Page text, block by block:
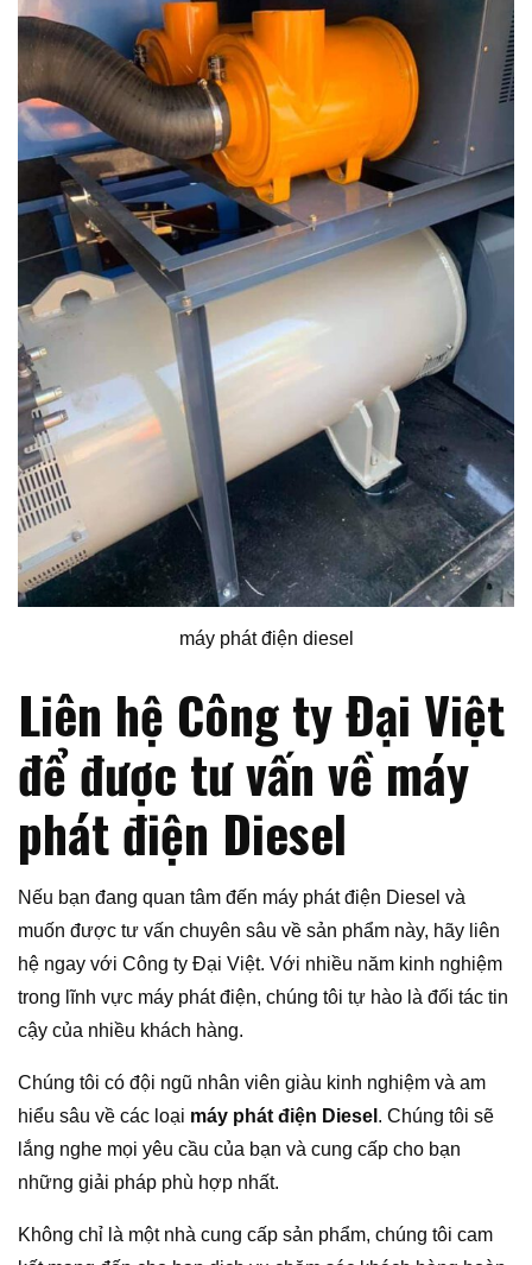
máy phát điện diesel
Liên hệ Công ty Đại Việt
để được tư vấn về máy
phát điện Diesel
Nếu bạn đang quan tâm đến máy phát điện Diesel và
muốn được tư vấn chuyên sâu về sản phẩm này, hãy liên
hệ ngay với Công ty Đại Việt. Với nhiều năm kinh nghiệm
trong lĩnh vực máy phát điện, chúng tôi tự hào là đối tác tin
cậy của nhiều khách hàng.
Chúng tôi có đội ngũ nhân viên giàu kinh nghiệm và am
hiểu sâu về các loại máy phát điện Diesel . Chúng tôi sẽ
lắng nghe mọi yêu cầu của bạn và cung cấp cho bạn
những giải pháp phù hợp nhất.
Không chỉ là một nhà cung cấp sản phẩm, chúng tôi cam